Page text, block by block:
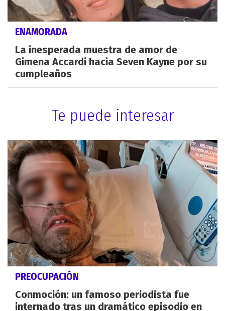
ENAMORADA
La inesperada muestra de amor de
Gimena Accardi hacia Seven Kayne por su
cumpleaños
Te puede interesar
PREOCUPACIÓN
Conmoción: un famoso periodista fue
internado tras un dramático episodio en